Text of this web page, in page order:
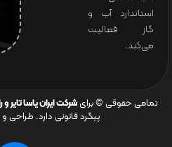
استاندارد آب و
گاز فعالیت
می‌کند.
تمامی حقوقی © برایشرکت ایران یاسا تایر و
پیگرد قانونی دارد. طراحی